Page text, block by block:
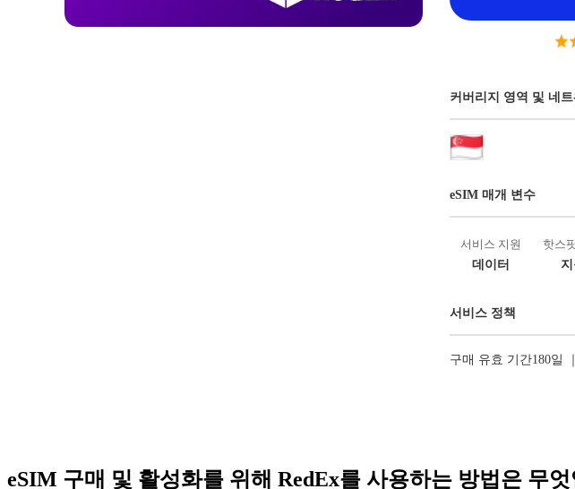
커버리지 영역 및 네
eSIM 매개 변수
서비스 지원
데이터
핫스
지
서비스 정책
구매 유효 기간180일
eSIM 구매 및 활성화를 위해 RedEx를 사용하는 방법은 무